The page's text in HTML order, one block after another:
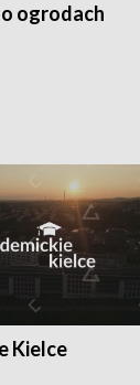
ogrodach
Kielce